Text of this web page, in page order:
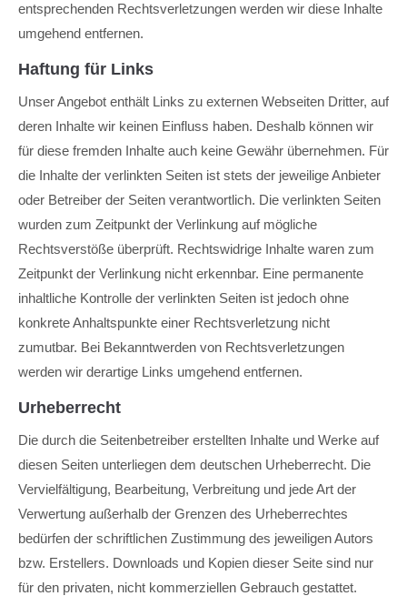
entsprechenden Rechtsverletzungen werden wir diese Inhalte
umgehend entfernen.
Haftung für Links
Unser Angebot enthält Links zu externen Webseiten Dritter, auf
deren Inhalte wir keinen Einfluss haben. Deshalb können wir
für diese fremden Inhalte auch keine Gewähr übernehmen. Für
die Inhalte der verlinkten Seiten ist stets der jeweilige Anbieter
oder Betreiber der Seiten verantwortlich. Die verlinkten Seiten
wurden zum Zeitpunkt der Verlinkung auf mögliche
Rechtsverstöße überprüft. Rechtswidrige Inhalte waren zum
Zeitpunkt der Verlinkung nicht erkennbar. Eine permanente
inhaltliche Kontrolle der verlinkten Seiten ist jedoch ohne
konkrete Anhaltspunkte einer Rechtsverletzung nicht
zumutbar. Bei Bekanntwerden von Rechtsverletzungen
werden wir derartige Links umgehend entfernen.
Urheberrecht
Die durch die Seitenbetreiber erstellten Inhalte und Werke auf
diesen Seiten unterliegen dem deutschen Urheberrecht. Die
Vervielfältigung, Bearbeitung, Verbreitung und jede Art der
Verwertung außerhalb der Grenzen des Urheberrechtes
bedürfen der schriftlichen Zustimmung des jeweiligen Autors
bzw. Erstellers. Downloads und Kopien dieser Seite sind nur
für den privaten, nicht kommerziellen Gebrauch gestattet.